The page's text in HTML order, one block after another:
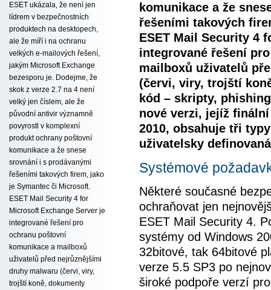
ESET ukázala, že není jen
lídrem v bezpečnostních
produktech na desktopech,
ale že míří i na ochranu
velkých e-mailových řešení,
jakým Microsoft Exchange
bezesporu je. Dodejme, že
skok z verze 2.7 na 4 není
velký jen číslem, ale že
původní antivir významně
povyrostl v komplexní
produkt ochrany poštovní
komunikace a že snese
srovnání i s prodávanými
řešeními takových firem, jako
je Symantec či Microsoft.
ESET Mail Security 4 for
Microsoft Exchange Server je
integrované řešení pro
ochranu poštovní
komunikace a mailboxů
uživatelů před nejrůznějšími
druhy malwaru (červi, viry,
trojští koně, dokumenty
komunikace a že
řešeními takových
ESET Mail Security 4
integrované řešení
mailboxů uživatelů
(červi, viry, trojští
kód – skripty,
nové verzi, jejíž finální
2010, obsahuje tři
uživatelsky
Systémové
Některé současné
ochraňovat jen
ESET Mail Security 4.
systémy od Windows
32bitové, tak 64bitové
verze 5.5 SP3 po
široké podpoře verzí